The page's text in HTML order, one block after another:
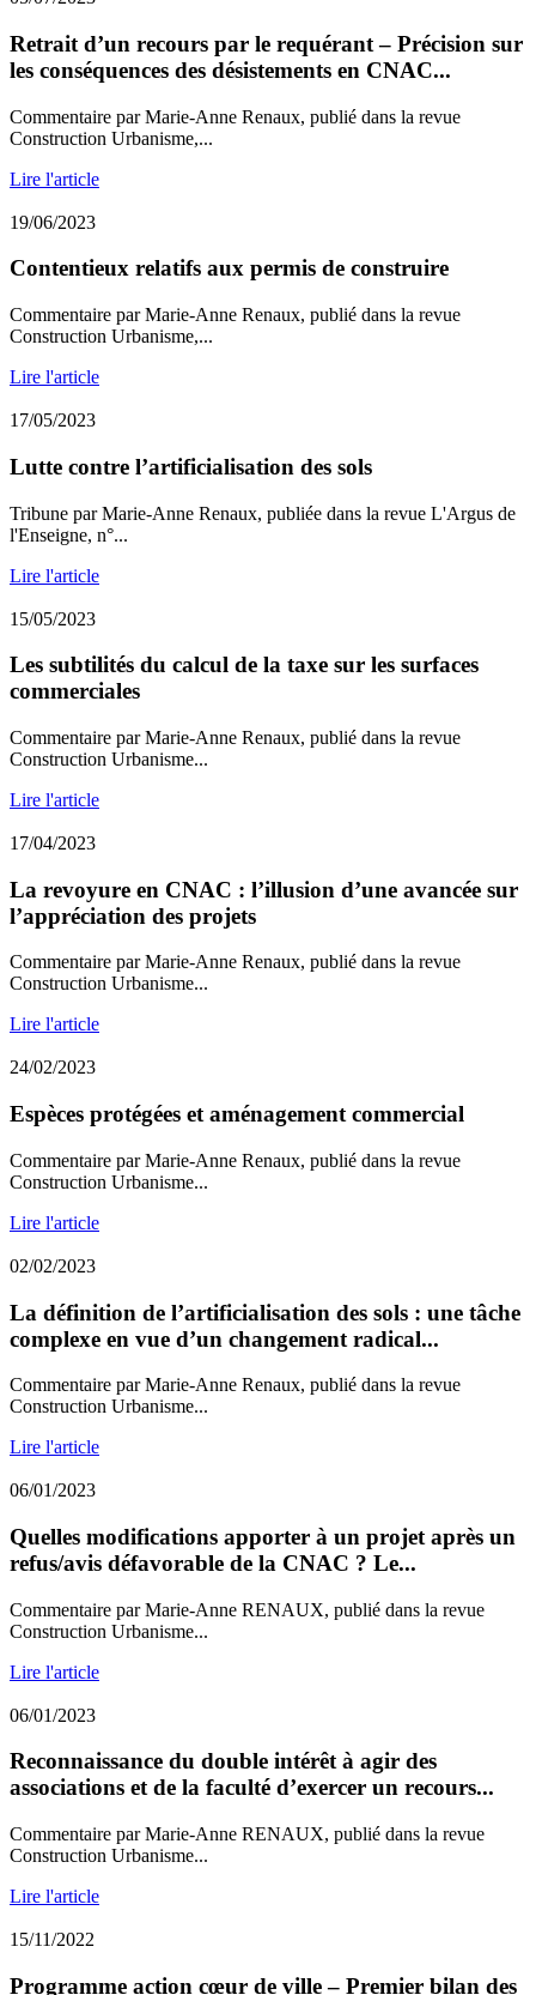
Retrait d’un recours par le requérant – Précision sur
les conséquences des désistements en CNAC...
Commentaire par Marie-Anne Renaux, publié dans la revue
Construction Urbanisme,...
Lire l'article
19/06/2023
Contentieux relatifs aux permis de construire
Commentaire par Marie-Anne Renaux, publié dans la revue
Construction Urbanisme,...
Lire l'article
17/05/2023
Lutte contre l’artificialisation des sols
Tribune par Marie-Anne Renaux, publiée dans la revue L'Argus de
l'Enseigne, n°...
Lire l'article
15/05/2023
Les subtilités du calcul de la taxe sur les surfaces
commerciales
Commentaire par Marie-Anne Renaux, publié dans la revue
Construction Urbanisme...
Lire l'article
17/04/2023
La revoyure en CNAC : l’illusion d’une avancée sur
l’appréciation des projets
Commentaire par Marie-Anne Renaux, publié dans la revue
Construction Urbanisme...
Lire l'article
24/02/2023
Espèces protégées et aménagement commercial
Commentaire par Marie-Anne Renaux, publié dans la revue
Construction Urbanisme...
Lire l'article
02/02/2023
La définition de l’artificialisation des sols : une tâche
complexe en vue d’un changement radical...
Commentaire par Marie-Anne Renaux, publié dans la revue
Construction Urbanisme...
Lire l'article
06/01/2023
Quelles modifications apporter à un projet après un
refus/avis défavorable de la CNAC ? Le...
Commentaire par Marie-Anne RENAUX, publié dans la revue
Construction Urbanisme...
Lire l'article
06/01/2023
Reconnaissance du double intérêt à agir des
associations et de la faculté d’exercer un recours...
Commentaire par Marie-Anne RENAUX, publié dans la revue
Construction Urbanisme...
Lire l'article
15/11/2022
Programme action cœur de ville – Premier bilan des